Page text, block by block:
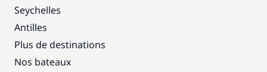
Seychelles
Antilles
Plus de destinations
Nos bateaux